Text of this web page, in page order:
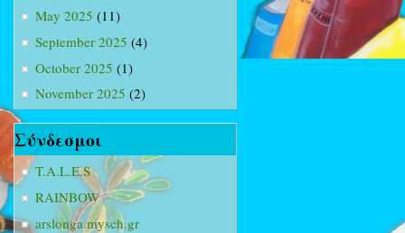
May 2025 (11)
September 2025 (4)
October 2025 (1)
November 2025 (2)
Σύνδεσμοι
T.A.L.E.S
RAINBOW
arslonga.mysch.gr